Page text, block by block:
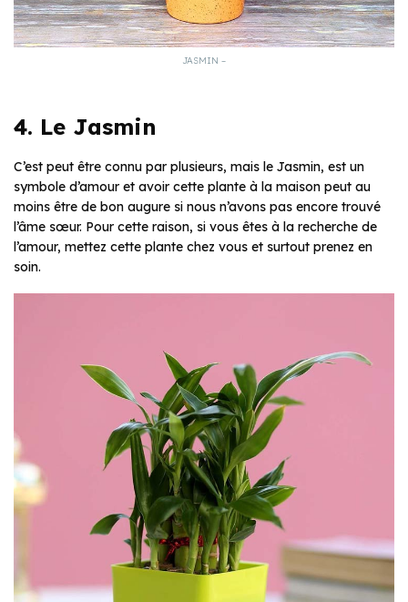
JASMIN –
4. Le Jasmin
C’est peut être connu par plusieurs, mais le Jasmin, est un
symbole d’amour et avoir cette plante à la maison peut au
moins être de bon augure si nous n’avons pas encore trouvé
l’âme sœur. Pour cette raison, si vous êtes à la recherche de
l’amour, mettez cette plante chez vous et surtout prenez en
soin.